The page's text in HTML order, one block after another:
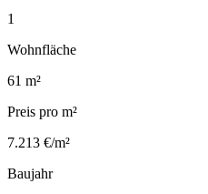
1
Wohnfläche
61 m²
Preis pro m²
7.213 €/m²
Baujahr